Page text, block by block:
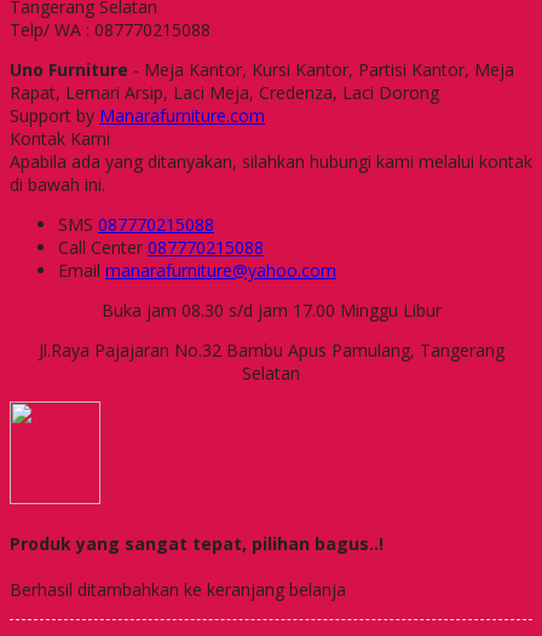
Tangerang Selatan
Telp/ WA : 087770215088
Uno Furniture - Meja Kantor, Kursi Kantor, Partisi Kantor, Meja
Rapat, Lemari Arsip, Laci Meja, Credenza, Laci Dorong
Support by Manarafurniture.com
Kontak Kami
Apabila ada yang ditanyakan, silahkan hubungi kami melalui kontak
di bawah ini.
SMS 087770215088
Call Center 087770215088
Email manarafurniture@yahoo.com
Buka jam 08.30 s/d jam 17.00 Minggu Libur
Jl.Raya Pajajaran No.32 Bambu Apus Pamulang, Tangerang
Selatan
Produk yang sangat tepat, pilihan bagus..!
Berhasil ditambahkan ke keranjang belanja